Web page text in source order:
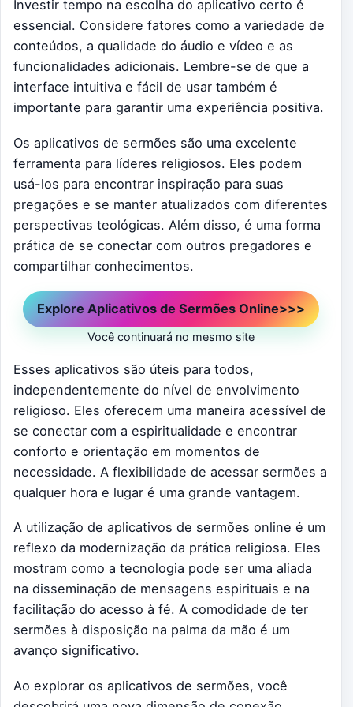
Investir tempo na escolha do aplicativo certo é
essencial. Considere fatores como a variedade de
conteúdos, a qualidade do áudio e vídeo e as
funcionalidades adicionais. Lembre-se de que a
interface intuitiva e fácil de usar também é
importante para garantir uma experiência positiva.
Os aplicativos de sermões são uma excelente
ferramenta para líderes religiosos. Eles podem
usá-los para encontrar inspiração para suas
pregações e se manter atualizados com diferentes
perspectivas teológicas. Além disso, é uma forma
prática de se conectar com outros pregadores e
compartilhar conhecimentos.
Explore Aplicativos de Sermões Online>>>
Você continuará no mesmo site
Esses aplicativos são úteis para todos,
independentemente do nível de envolvimento
religioso. Eles oferecem uma maneira acessível de
se conectar com a espiritualidade e encontrar
conforto e orientação em momentos de
necessidade. A flexibilidade de acessar sermões a
qualquer hora e lugar é uma grande vantagem.
A utilização de aplicativos de sermões online é um
reflexo da modernização da prática religiosa. Eles
mostram como a tecnologia pode ser uma aliada
na disseminação de mensagens espirituais e na
facilitação do acesso à fé. A comodidade de ter
sermões à disposição na palma da mão é um
avanço significativo.
Ao explorar os aplicativos de sermões, você